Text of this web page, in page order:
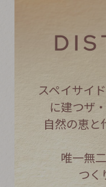
スペイサイ
に建つザ
自然の恵と
唯一無
つく